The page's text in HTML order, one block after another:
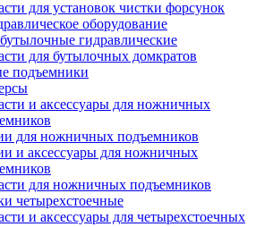
для установок чистки форсунок
оборудование
гидравлические
для бутылочных домкратов
подъемники
и аксессуары для ножничных
для ножничных подъемников
и аксессуары для ножничных
для ножничных подъемников
четырехстоечные
и аксессуары для четырехстоечных